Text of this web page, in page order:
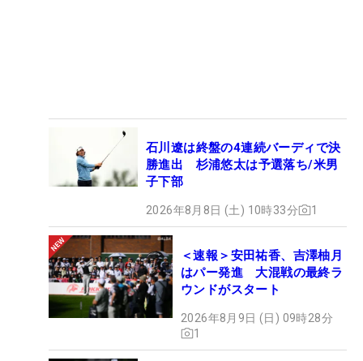
石川遼は終盤の4連続バーディで決
勝進出 杉浦悠太は予選落ち/米男
子下部
2026年8月8日 (土) 10時33分 1
＜速報＞安田祐香、吉澤柚月
はパー発進 大混戦の最終ラ
ウンドがスタート
2026年8月9日 (日) 09時28分
1